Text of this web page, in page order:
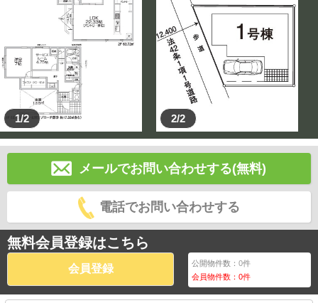
1/2 2/2
メールでお問い合わせする(無料)
電話でお問い合わせする
無料会員登録はこちら
会員登録 公開物件数：0件
会員物件数：0件